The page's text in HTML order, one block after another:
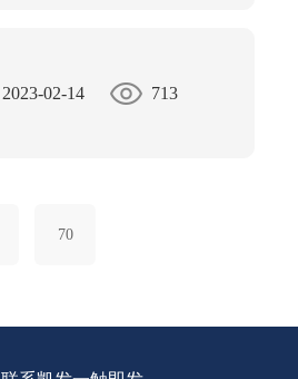
2023-02-14 713
70